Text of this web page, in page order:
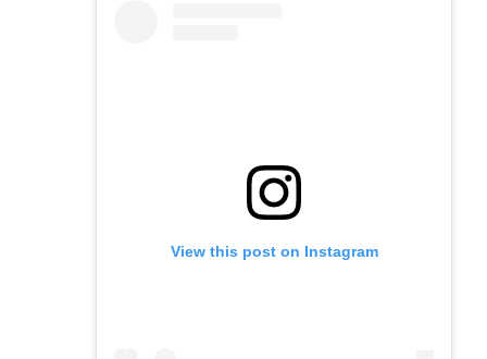
View this post on Instagram